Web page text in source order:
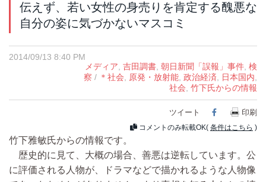
伝えず、若い女性の身売りを肯定する醜悪な
自分の姿に気づかないマスコミ
2014/09/13 8:40 PM
メディア 吉田調書 朝日新聞「誤報」事件 検
察 / ＊社会 原発・放射能 政治経済 日本国内
社会 竹下氏からの情報
ツイート Facebook
印刷
コメントのみ転載OK( 条件はこちら )
竹下雅敏氏からの情報です。
歴史的に見て、大概の場合、善悪は逆転しています。公
に評価される人物が、ドラマなどで描かれるような人物像